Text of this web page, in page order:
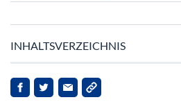
INHALTSVERZEICHNIS
Regulatorische Entwicklungen
Marktentwicklungen